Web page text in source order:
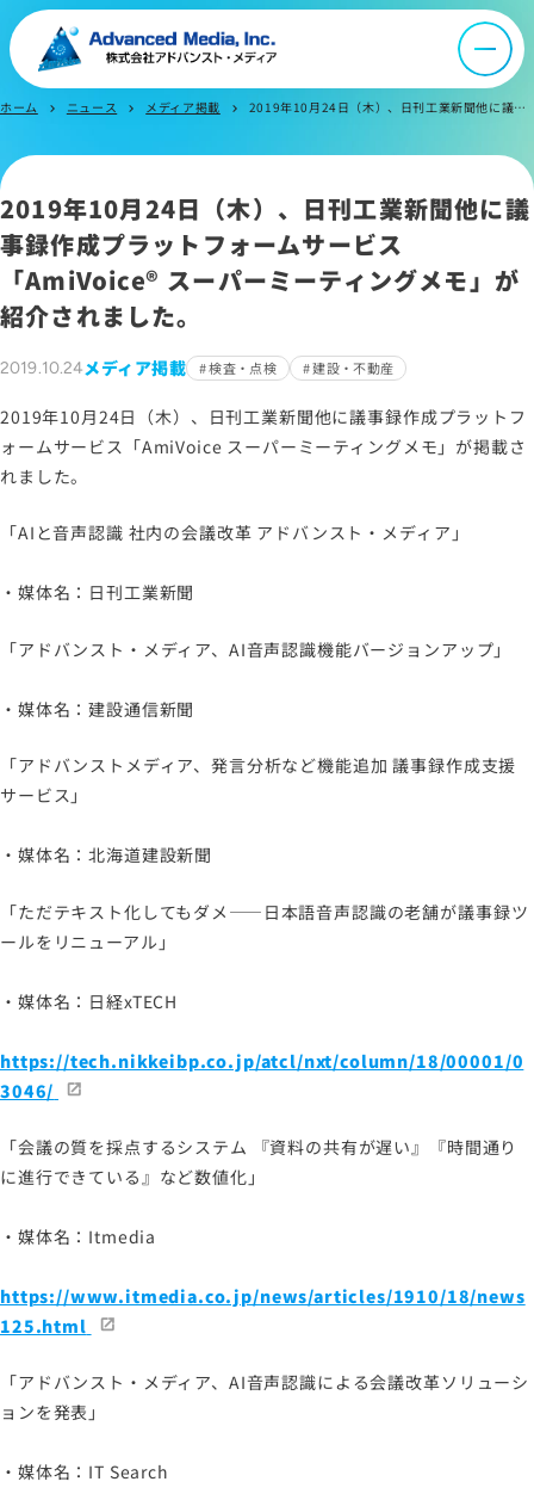
ニュース
採用情報
よくあるご質問
サイトのご利用について
プライバシーポリシー
情報セキュリティポリシー
メールマガジン
ホーム chevron_right ニュース chevron_right メディア掲載 chevron_right 2019年10月24日（木）、日刊工業新聞他に議事録作成プラットフォームサービス「AmiVoice® スーパーミーティングメモ」が紹介されました。
2019年10月24日（木）、日刊工業新聞他に議
事録作成プラットフォームサービス
「AmiVoice® スーパーミーティングメモ」が
紹介されました。
2019.10.24メディア掲載 検査・点検 建設・不動産
2019年10月24日（木）、日刊工業新聞他に議事録作成プラットフ
ォームサービス「AmiVoice スーパーミーティングメモ」が掲載さ
れました。
「AIと音声認識 社内の会議改革 アドバンスト・メディア」
・媒体名：日刊工業新聞
「アドバンスト・メディア、AI音声認識機能バージョンアップ」
・媒体名：建設通信新聞
「アドバンストメディア、発言分析など機能追加 議事録作成支援
サービス」
・媒体名：北海道建設新聞
「ただテキスト化してもダメ――日本語音声認識の老舗が議事録ツ
ールをリニューアル」
・媒体名：日経xTECH
https://tech.nikkeibp.co.jp/atcl/nxt/column/18/00001/0
3046/
「会議の質を採点するシステム 『資料の共有が遅い』『時間通り
に進行できている』など数値化」
・媒体名：Itmedia
https://www.itmedia.co.jp/news/articles/1910/18/news
125.html
「アドバンスト・メディア、AI音声認識による会議改革ソリューシ
ョンを発表」
・媒体名：IT Search